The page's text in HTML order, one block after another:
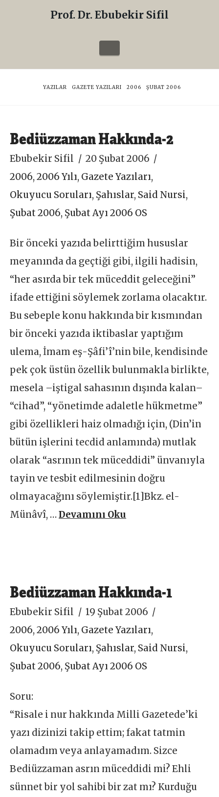
Sifil
Prof. Dr. Ebubekir Sifil
Navigation
HOME
YAZILAR GAZETE YAZILARI 2006 ŞUBAT 2006
Bediüzzaman Hakkında-2
Ebubekir Sifil
20 Şubat 2006
2006,2006 Yılı, Gazete Yazıları,
Okuyucu Soruları, Şahıslar, Said Nursi,
Şubat 2006, Şubat Ayı 2006 OS
Bir önceki yazıda belirttiğim hususlar
meyanında da geçtiği gibi, ilgili hadisin,
“her asırda bir tek müceddit geleceğini”
ifade ettiğini söylemek zorlama olacaktır.
Bu sebeple konu hakkında bir kısmından
bir önceki yazıda iktibaslar yaptığım
ulema, İmam eş-Şâfi’î’nin bile, kendisinde
pek çok üstün özellik bulunmakla birlikte,
mesela –iştigal sahasının dışında kalan–
“cihad”, “yönetimde adaletle hükmetme”
gibi özellikleri haiz olmadığı için, (Din’in
bütün işlerini tecdid anlamında) mutlak
olarak “asrının tek müceddidi” ünvanıyla
tayin ve tesbit edilmesinin doğru
olmayacağını söylemiştir.[1]Bkz. el-
Münâvî, …Devamını Oku
Bediüzzaman Hakkında-1
Ebubekir Sifil
19 Şubat 2006
2006,2006 Yılı, Gazete Yazıları,
Okuyucu Soruları, Şahıslar, Said Nursi,
Şubat 2006, Şubat Ayı 2006 OS
Soru:
“Risale i nur hakkında Milli Gazetede’ki
yazı dizinizi takip ettim; fakat tatmin
olamadım veya anlayamadım. Sizce
Bediüzzaman asrın müceddidi mi? Ehli
sünnet bir yol sahibi bir zat mı? Kurduğu